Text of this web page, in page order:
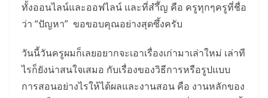
ทั้งออนไลน์และออฟไลน์ และที่สำึัญ คือ ครูทุกๆครูที่ชื่อ
ว่า “ปัญหา” ขอขอบคุณอย่างสุดซึ้งครับ
วันนี้วันครูผมก็เลยอยากจะเอาเรื่องเก่ามาเล่าใหม่ เล่าที
ไรก็ยังน่าสนใจเสมอ กับเรื่องของวิธีการหรือรูปแบบ
การสอนอย่างไรให้ได้ผลและงานสอน คือ งานหลักของ